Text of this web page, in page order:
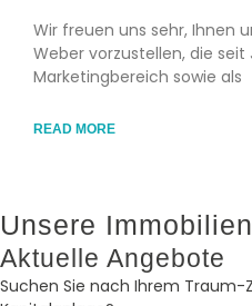
Wir freuen uns sehr, Ihnen
Weber vorzustellen, die
Marketingbereich sowie als
READ MORE
Unsere Immobilien
Aktuelle Angebote
Suchen Sie nach Ihrem